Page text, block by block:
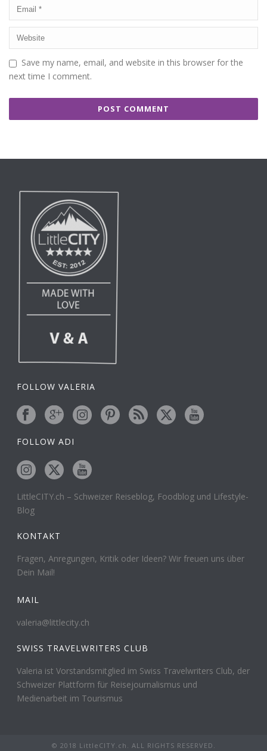
Save my name, email, and website in this browser for the
next time I comment.
FOLLOW VALERIA
FOLLOW ADI
LittleCITY.ch – Schweizer Reiseblog, Foodblog und Lifestyle-
Blog
KONTAKT
Fragen, Anregungen, Kritik oder Ideen? Wir freuen uns über
Dein Mail!
MAIL
valeria@littlecity.ch
SWISS TRAVELWRITERS CLUB
Valeria ist Vorstandsmitglied im Swiss Travelwriters Club, der
Schweizer Plattform für Reisejournalismus und
Medienarbeit im Tourismus
© 2018 LittleCITY.ch. ALL RIGHTS RESERVED.